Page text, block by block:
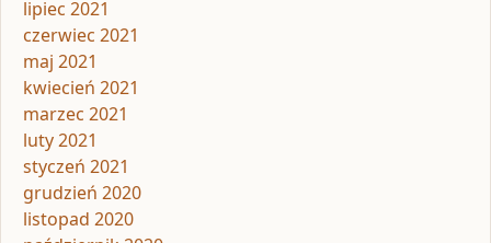
lipiec 2021
czerwiec 2021
maj 2021
kwiecień 2021
marzec 2021
luty 2021
styczeń 2021
grudzień 2020
listopad 2020